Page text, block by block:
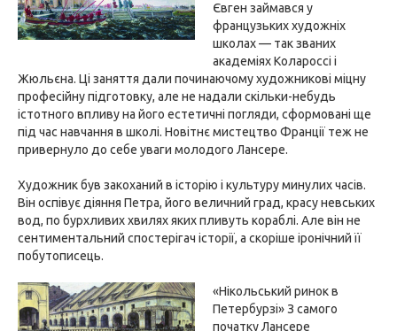
Євген займався у
французьких художніх
школах — так званих
академіях Колароссі і
Жюльєна. Ці заняття дали починаючому художникові міцну
професійну підготовку, але не надали скільки-небудь
істотного впливу на його естетичні погляди, сформовані ще
під час навчання в школі. Новітнє мистецтво Франції теж не
привернуло до себе уваги молодого Лансере.
Художник був закоханий в історію і культуру минулих часів.
Він оспівує діяння Петра, його величний град, красу невських
вод, по бурхливих хвилях яких пливуть кораблі. Але він не
сентиментальний спостерігач історії, а скоріше іронічний її
побутописець.
«Нікольський ринок в
Петербурзі» З самого
початку Лансере